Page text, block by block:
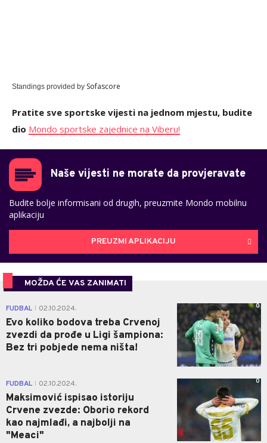
Standings provided by Sofascore
Pratite sve sportske vijesti na jednom mjestu, budite
dio Mondo sportske zajednice na Viberu!
Naše vijesti ne morate da provjeravate
Budite bolje informisani od drugih, preuzmite Mondo mobilnu
aplikaciju
PREUZMI APLIKACIJU
MOŽDA ĆE VAS ZANIMATI
FUDBAL 02.10.2024.
Evo koliko bodova treba Crvenoj
zvezdi da prođe u Ligi šampiona:
Bez tri pobjede nema ništa!
0
FUDBAL 02.10.2024.
Maksimović ispisao istoriju
Crvene zvezde: Oborio rekord
kao najmlađi, a najbolji na
"Meaci"
0